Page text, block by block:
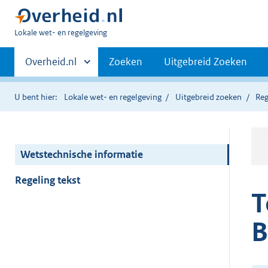
U
hier:
Lokale wet- en regelgeving
Primaire
navigatie
Andere
sites
binnen
Overheid.nl Zoeken Uitgebreid Zoeken
U bent hier: Lokale wet- en regelgeving Uitgebreid zoeken
Wetstechnische informatie
Regeling tekst